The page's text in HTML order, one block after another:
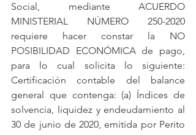
Social, mediante ACUERDO
MINISTERIAL NÚMERO 250-2020
requiere hacer constar la NO
POSIBILIDAD ECONÓMICA de pago,
para lo cual solicita lo siguiente:
Certificación contable del balance
general que contenga: (a) Índices de
solvencia, liquidez y endeudamiento al
30 de junio de 2020, emitida por Perito